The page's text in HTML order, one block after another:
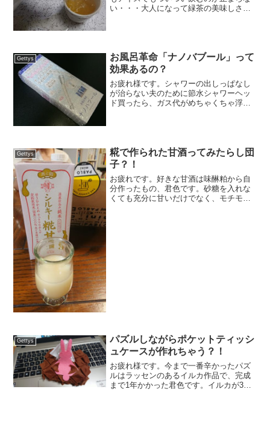
い・・・大人になって緑茶の美味しさを
Gettys
お風呂革命「ナノバブール」って
効果あるの？
お疲れ様です。シャワーの出しっぱなし
が治らない夫のために節水シャワーヘッ
ド買ったら、ガス代がめちゃくちゃ浮い
Gettys
糀で作られた甘酒ってみたらし団
子？！
お疲れです。好きな甘酒は味醂粕から自
分作ったもの、君色です。砂糖を入れな
くても充分に甘いだけでなく、モチモチ
Gettys
パズルしながらポケットティッシ
ュケースが作れちゃう？！
お疲れ様です。今まで一番辛かったパズ
ルはラッセンのあるイルカ作品で、完成
まで1年かかった君色です。イルカが3頭